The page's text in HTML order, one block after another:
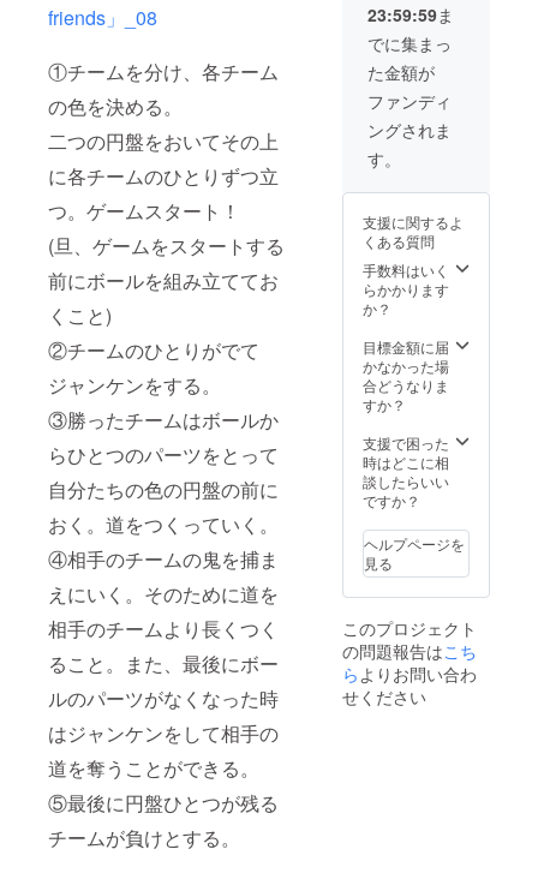
①チームを分け、各チーム
の色を決める。
二つの円盤をおいてその上
に各チームのひとりずつ立
つ。ゲームスタート！
(旦、ゲームをスタートする
前にボールを組み立ててお
くこと)
②チームのひとりがでて
ジャンケンをする。
③勝ったチームはボールか
らひとつのパーツをとって
自分たちの色の円盤の前に
おく。道をつくっていく。
④相手のチームの鬼を捕ま
えにいく。そのために道を
相手のチームより長くつく
ること。また、最後にボー
ルのパーツがなくなった時
はジャンケンをして相手の
道を奪うことができる。
⑤最後に円盤ひとつが残る
チームが負けとする。
23:59:59ま
でに集まっ
た金額が
ファンディ
ングされま
す。
支援に関するよ
くある質問
手数料はいく
らかかります
か？
目標金額に届
かなかった場
合どうなりま
すか？
支援で困った
時はどこに相
談したらいい
ですか？
ヘルプページを
見る
このプロジェクト
の問題報告はこち
らよりお問い合わ
せください